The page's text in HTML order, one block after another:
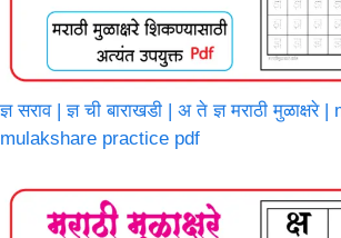
ज्ञ सराव | ज्ञ ची बाराखडी | अ ते ज्ञ मराठी मुळाक्षरे
mulakshare practice pdf